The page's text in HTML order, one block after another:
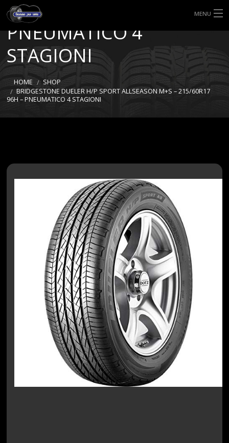
MENU
HOME
TIPI DI GOMME
MISURE GOMME
M+S – 215/60R17 96H –
PNEUMATICO 4
STAGIONI
HOME
SHOP
BRIDGESTONE DUELER H/P SPORT ALLSEASON M+S – 215/60R17
96H – PNEUMATICO 4 STAGIONI